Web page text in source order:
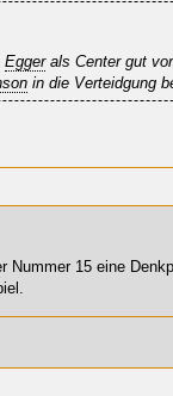
Eggerals Center gut
in die Verteidgung
Nummer 15 eine